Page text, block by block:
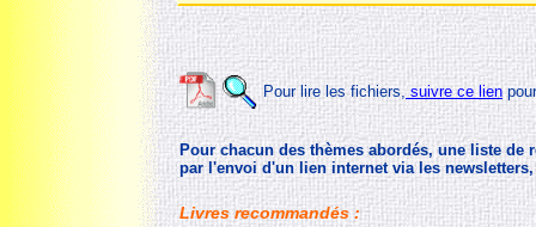
Pour lire les fichiers, suivre ce lien
Pour chacun des thèmes abordés, une liste
par l'envoi d'un lien internet via les
Livres recommandés :